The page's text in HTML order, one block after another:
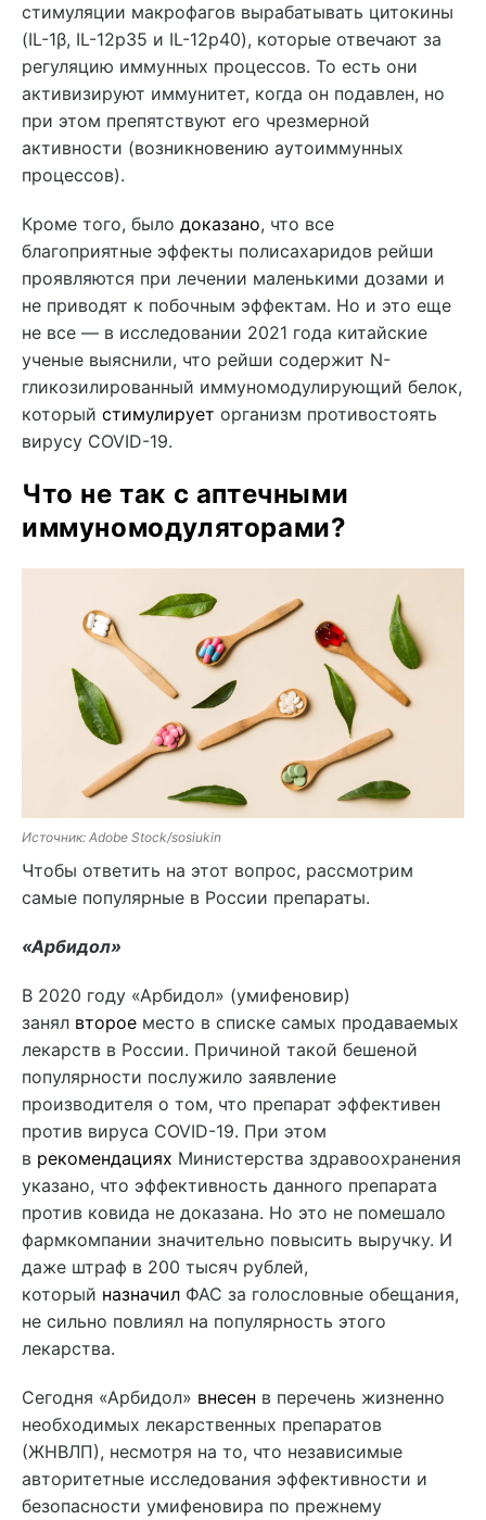
стимуляции макрофагов вырабатывать цитокины
(IL-1β, IL-12p35 и IL-12p40), которые отвечают за
регуляцию иммунных процессов. То есть они
активизируют иммунитет, когда он подавлен, но
при этом препятствуют его чрезмерной
активности (возникновению аутоиммунных
процессов).
Кроме того, было доказано, что все
благоприятные эффекты полисахаридов рейши
проявляются при лечении маленькими дозами и
не приводят к побочным эффектам. Но и это еще
не все — в исследовании 2021 года китайские
ученые выяснили, что рейши содержит N-
гликозилированный иммуномодулирующий белок,
который стимулирует организм противостоять
вирусу COVID-19.
Что не так с аптечными
иммуномодуляторами?
Источник: Adobe Stock/sosiukin
Чтобы ответить на этот вопрос, рассмотрим
самые популярные в России препараты.
«Арбидол»
В 2020 году «Арбидол» (умифеновир)
занял второе место в списке самых продаваемых
лекарств в России. Причиной такой бешеной
популярности послужило заявление
производителя о том, что препарат эффективен
против вируса COVID-19. При этом
в рекомендациях Министерства здравоохранения
указано, что эффективность данного препарата
против ковида не доказана. Но это не помешало
фармкомпании значительно повысить выручку. И
даже штраф в 200 тысяч рублей,
который назначил ФАС за голословные обещания,
не сильно повлиял на популярность этого
лекарства.
Сегодня «Арбидол» внесен в перечень жизненно
необходимых лекарственных препаратов
(ЖНВЛП), несмотря на то, что независимые
авторитетные исследования эффективности и
безопасности умифеновира по прежнему